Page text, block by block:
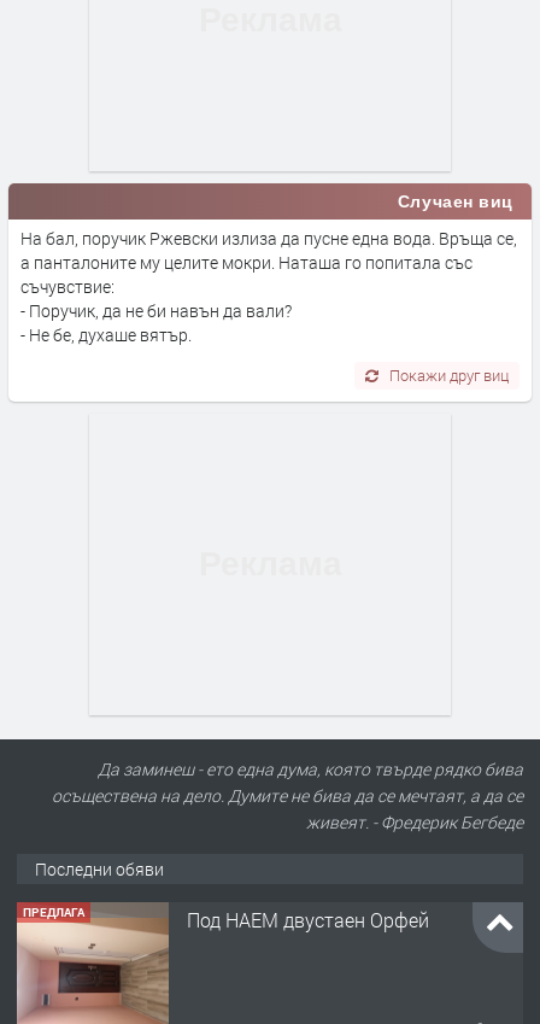
Случаен виц
На бал, поручик Ржевски излиза да пусне една вода. Връща се,
а панталоните му целите мокри. Наташа го попитала със
съчувствие:
- Поручик, да не би навън да вали?
- Не бе, духаше вятър.
Покажи друг виц
Да заминеш - ето една дума, която твърде рядко бива
осъществена на дело. Думите не бива да се мечтаят, а да се
живеят. - Фредерик Бегбеде
Последни обяви
Под НАЕМ двустаен Орфей
преди 2 дни
ПРЕДЛАГА